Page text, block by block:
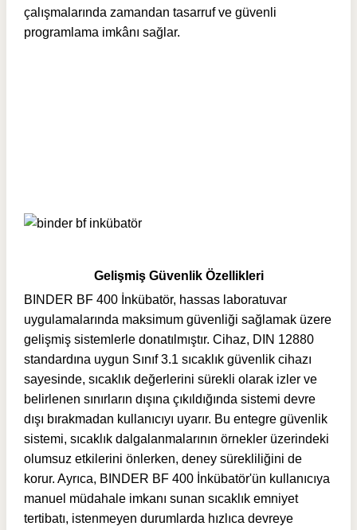
çalışmalarında zamandan tasarruf ve güvenli
programlama imkânı sağlar.
Gelişmiş Güvenlik Özellikleri
BINDER BF 400 İnkübatör, hassas laboratuvar
uygulamalarında maksimum güvenliği sağlamak üzere
gelişmiş sistemlerle donatılmıştır. Cihaz, DIN 12880
standardına uygun Sınıf 3.1 sıcaklık güvenlik cihazı
sayesinde, sıcaklık değerlerini sürekli olarak izler ve
belirlenen sınırların dışına çıkıldığında sistemi devre
dışı bırakmadan kullanıcıyı uyarır. Bu entegre güvenlik
sistemi, sıcaklık dalgalanmalarının örnekler üzerindeki
olumsuz etkilerini önlerken, deney sürekliliğini de
korur. Ayrıca, BINDER BF 400 İnkübatör'ün kullanıcıya
manuel müdahale imkanı sunan sıcaklık emniyet
tertibatı, istenmeyen durumlarda hızlıca devreye